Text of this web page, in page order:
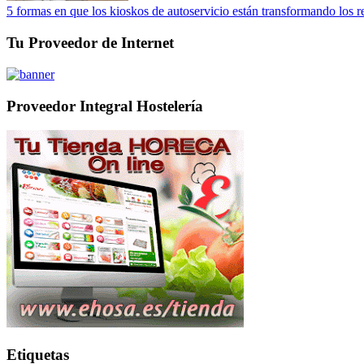
5 formas en que los kioskos de autoservicio están transformando los
Tu Proveedor de Internet
Proveedor Integral Hostelería
Etiquetas